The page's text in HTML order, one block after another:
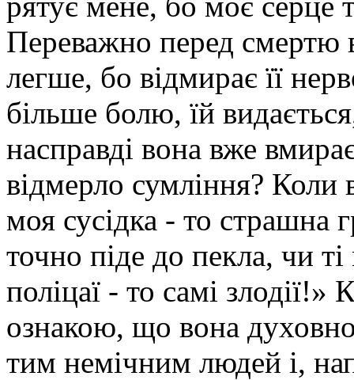
Переважно перед смертю
легше, бо відмирає її
більше болю, їй
насправді вона вже
відмерло сумління?
моя сусідка - то страшна
точно піде до пекла, чи ті
поліцаї - то самі
ознакою, що вона
тим немічним людей і,